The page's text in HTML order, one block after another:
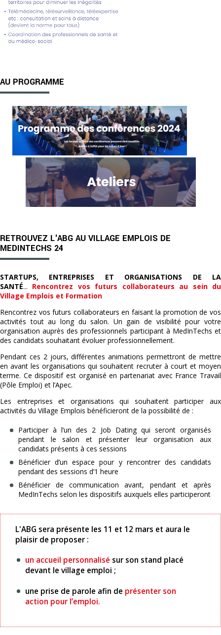
AU PROGRAMME
RETROUVEZ L'ABG AU VILLAGE EMPLOIS DE
MEDINTECHS 24
STARTUPS, ENTREPRISES ET ORGANISATIONS DE LA
SANTÉ... Rencontrez vos futurs collaborateurs au sein du
Village Emplois et Formation
Rencontrez vos futurs collaborateurs en faisant la promotion de vos
activités tout au long du salon. Un gain de visibilité pour votre
organisation auprès des professionnels participant à MedInTechs et
des candidats souhaitant évoluer professionnellement.
Pendant ces 2 jours, différentes animations permettront de mettre
en avant les organisations qui souhaitent recruter à court et moyen
terme. Ce dispositif est organisé en partenariat avec France Travail
(Pôle Emploi) et l’Apec.
Les entreprises et organisations qui souhaitent participer aux
activités du Village Emplois bénéficieront de la possibilité de :
Participer à l’un des 2 Job Dating qui seront organisés
pendant le salon et présenter leur organisation aux
candidats présents à ces sessions
Bénéficier d’un espace pour y rencontrer des candidats
pendant des sessions d’1 heure
Bénéficier de communication avant, pendant et après
MedInTechs selon les dispositifs auxquels elles participeront
L'ABG sera présente les 11 et 12 mars et aura le
plaisir de proposer :
un accueil personnalisé sur son stand placé
devant le village emploi ;
une prise de parole afin de présenter son
action pour l’emploi.